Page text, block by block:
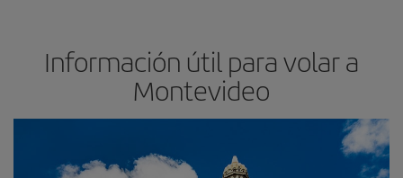
Información útil para volar a
Montevideo